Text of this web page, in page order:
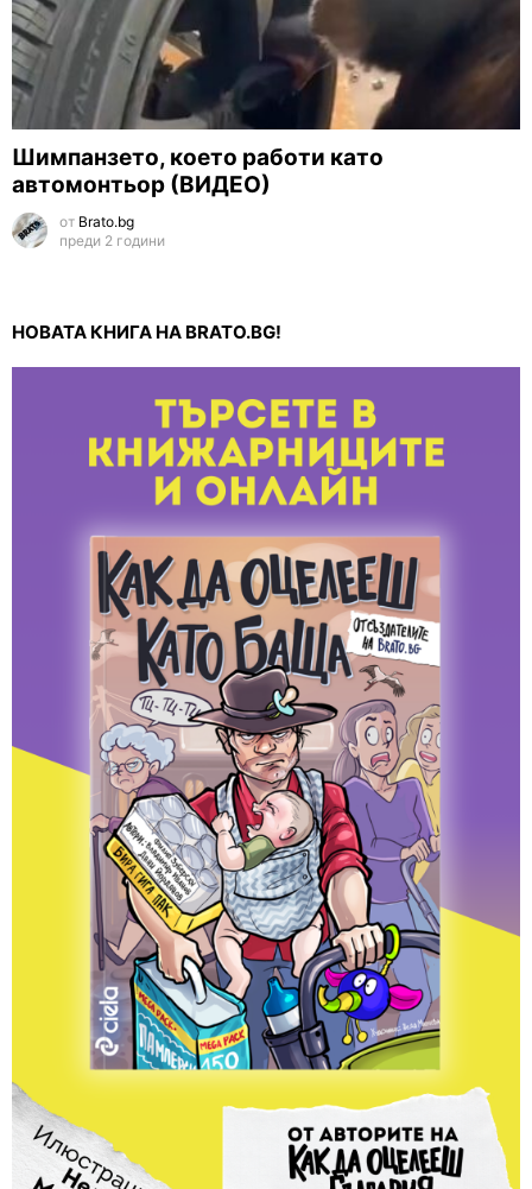
Шимпанзето, което работи като
автомонтьор (ВИДЕО)
от Brato.bg
преди 2 години
НОВАТА КНИГА НА BRATO.BG!